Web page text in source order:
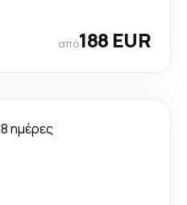
από188 EUR
8 ημέρες